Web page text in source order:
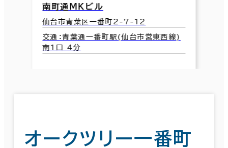
南町通ＭＫビル
仙台市青葉区一番町2-7-12
交通：青葉通一番町駅(仙台市営東西線)
南1口 4分
オークツリー一番町